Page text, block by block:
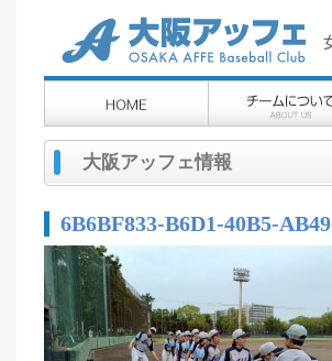
大阪アッフェ情報
6B6BF833-B6D1-40B5-